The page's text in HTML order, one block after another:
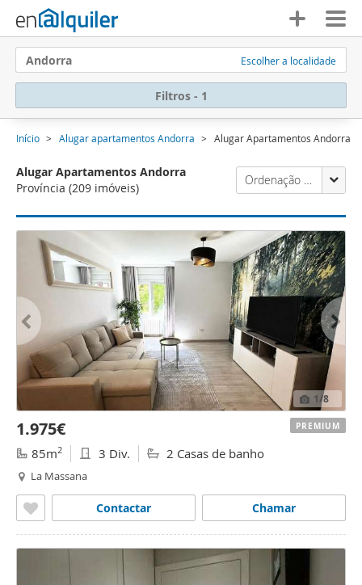
Andorra Escolher a localidade
Filtros - 1
Início Alugar apartamentos Andorra Alugar Apartamentos Andorra
Alugar Apartamentos Andorra
Província (209 imóveis)
Ordenação Enalquiler
1/8
1.975€
85m2 3 Div. 2 Casas de banho
La Massana
Chamar
Contactar
PREMIUM